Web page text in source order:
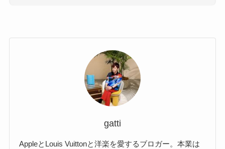
gatti
AppleとLouis Vuittonと洋楽を愛するブロガー。本業は